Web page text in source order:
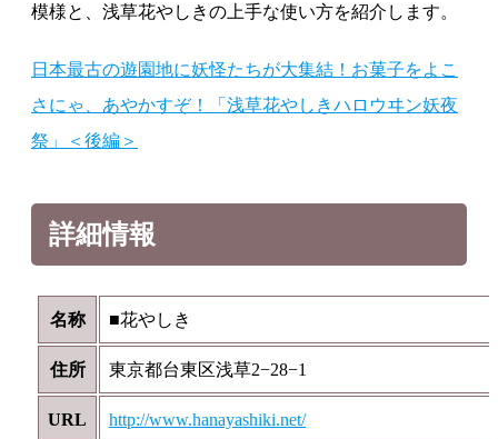
模様と、浅草花やしきの上手な使い方を紹介します。
日本最古の遊園地に妖怪たちが大集結！お菓子をよこ
さにゃ、あやかすぞ！「浅草花やしきハロウヰン妖夜
祭」＜後編＞
詳細情報
名称 ■花やしき
住所 東京都台東区浅草2−28−1
URL http://www.hanayashiki.net/